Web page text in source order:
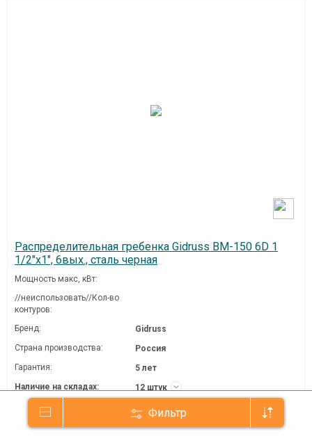
Фильтр
Распределительная гребенка Gidruss BM-150 6D 1
1/2"х1", 6вых., сталь черная
Мощность макс, кВт:
//неиспользовать//Кол-во
контуров:
Бренд:
Gidruss
Страна производства:
Россия
Гарантия:
5 лет
Наличие на складах:
12 штук
54 800 ₽